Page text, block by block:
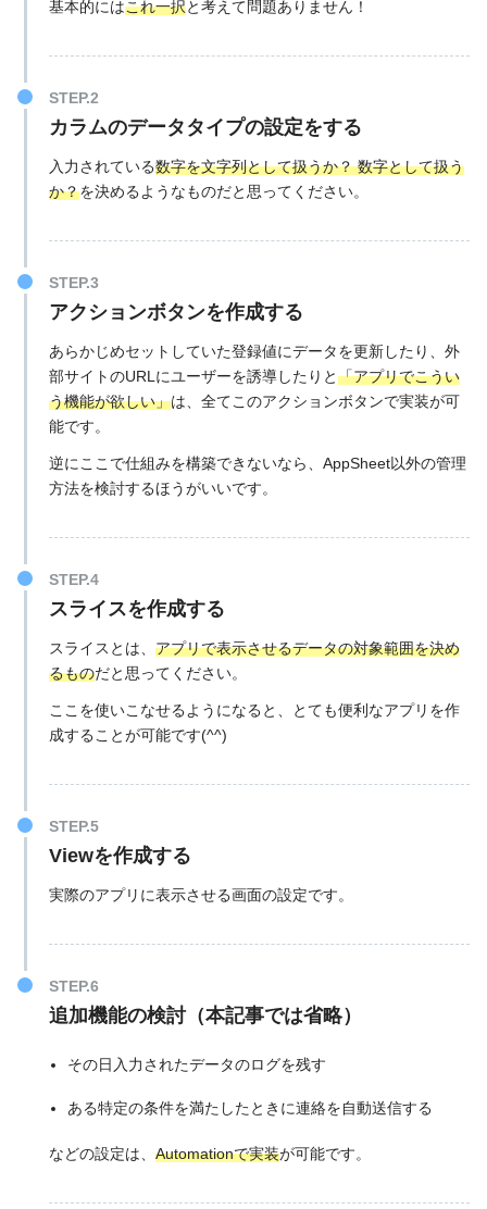
基本的にはこれ一択と考えて問題ありません！
カラムのデータタイプの設定をする
入力されている数字を文字列として扱うか？ 数字として扱う
か？を決めるようなものだと思ってください。
アクションボタンを作成する
あらかじめセットしていた登録値にデータを更新したり、外
部サイトのURLにユーザーを誘導したりと「アプリでこうい
う機能が欲しい」は、全てこのアクションボタンで実装が可
能です。
逆にここで仕組みを構築できないなら、AppSheet以外の管理
方法を検討するほうがいいです。
スライスを作成する
スライスとは、 アプリで表示させるデータの対象範囲を決め
るものだと思ってください。
ここを使いこなせるようになると、とても便利なアプリを作
成することが可能です(^^)
Viewを作成する
実際のアプリに表示させる画面の設定です。
追加機能の検討（本記事では省略）
その日入力されたデータのログを残す
ある特定の条件を満たしたときに連絡を自動送信する
などの設定は、 Automationで実装が可能です。